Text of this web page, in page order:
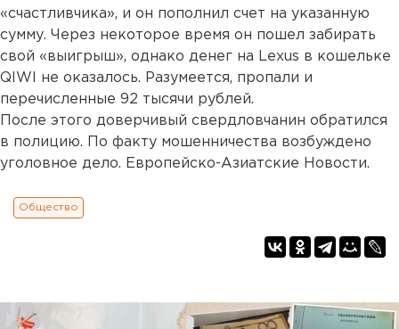
«счастливчика», и он пополнил счет на указанную
сумму. Через некоторое время он пошел забирать
свой «выигрыш», однако денег на Lexus в кошельке
QIWI не оказалось. Разумеется, пропали и
перечисленные 92 тысячи рублей.
После этого доверчивый свердловчанин обратился
в полицию. По факту мошенничества возбуждено
уголовное дело. Европейско-Азиатские Новости.
Общество